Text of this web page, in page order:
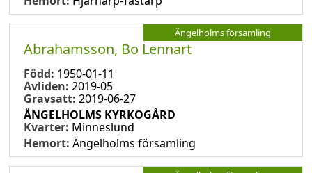
Ängelholms församling
Abrahamsson, Bo Lennart
Född: 1950-01-11
Avliden: 2019-05
Gravsatt: 2019-06-27
ÄNGELHOLMS KYRKOGÅRD
Kvarter: Minneslund
Hemort: Ängelholms församling